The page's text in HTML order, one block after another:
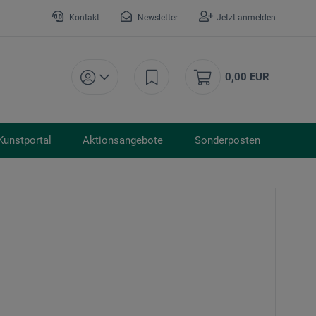
Kontakt Newsletter Jetzt anmelden
0,00 EUR
Aktionsangebote Sonderposten